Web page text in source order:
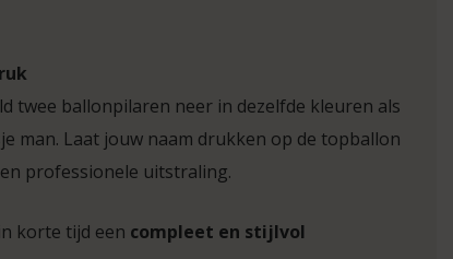
twee ballonpilaren neer in dezelfde kleuren als
man. Laat jouw naam drukken op de topballon
professionele uitstraling.
korte tijd een compleet en stijlvol